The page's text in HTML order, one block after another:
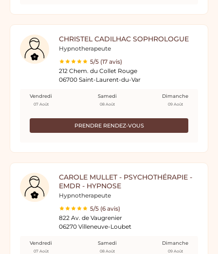
CHRISTEL CADILHAC SOPHROLOGUE
Hypnotherapeute
5/5 (17 avis)
212 Chem. du Collet Rouge
06700 Saint-Laurent-du-Var
PRENDRE RENDEZ-VOUS
Vendredi
07 Août
Samedi
08 Août
Dimanche
09 Août
CAROLE MULLET - PSYCHOTHÉRAPIE -
EMDR - HYPNOSE
Hypnotherapeute
5/5 (6 avis)
822 Av. de Vaugrenier
06270 Villeneuve-Loubet
Vendredi
07 Août
Samedi
08 Août
Dimanche
09 Août